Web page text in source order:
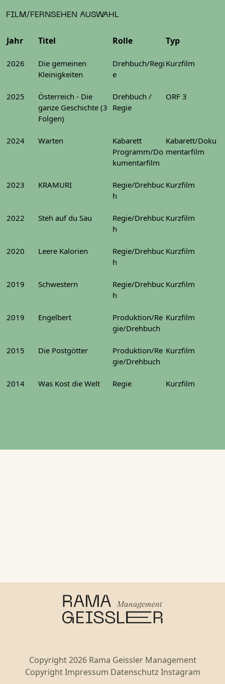
FILM/FERNSEHEN AUSWAHL
Jahr Titel Rolle Typ
2026
Die gemeinen
Kleinigkeiten
Drehbuch/Regi
e
Kurzfilm
2025
Österreich - Die
ganze Geschichte (3
Folgen)
Drehbuch /
Regie
ORF 3
2024 Warten
Kabarett
Programm/Do
kumentarfilm
Kabarett/Doku
mentarfilm
2023 KRAMURI
Regie/Drehbuc
h
Kurzfilm
2022 Steh auf du Sau
Regie/Drehbuc
h
Kurzfilm
2020 Leere Kalorien
Regie/Drehbuc
h
Kurzfilm
2019 Schwestern
Regie/Drehbuc
h
Kurzfilm
2019 Engelbert
Produktion/Re
gie/Drehbuch
Kurzfilm
2015 Die Postgötter
Produktion/Re
gie/Drehbuch
Kurzfilm
2014 Was Kost die Welt Regie Kurzfilm
Copyright 2026 Rama Geissler Management
Copyright Impressum Datenschutz Instagram